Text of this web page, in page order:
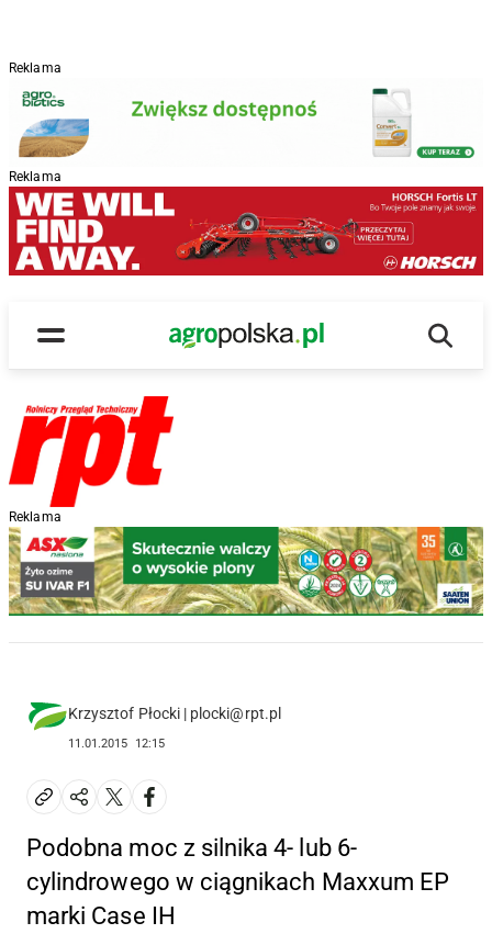
Reklama
Reklama
Menu
Main Logo
Reklama
Krzysztof Płocki | plocki@rpt.pl
11.01.2015 12:15
Podobna moc z silnika 4- lub 6-
cylindrowego w ciągnikach Maxxum EP
marki Case IH